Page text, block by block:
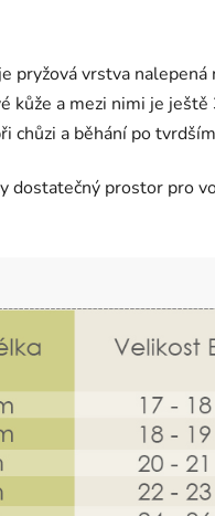
pryžová vrstva nalepená
kůže a mezi nimi je
chůzi a běhání po
dostatečný prostor pro